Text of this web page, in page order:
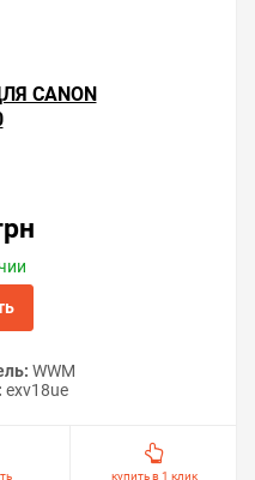
CANON
WWM
exv18ue
купить в 1 клик